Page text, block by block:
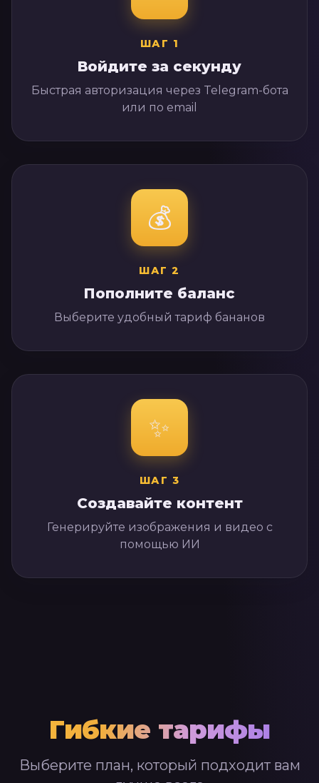
ШАГ 1
Войдите за секунду
Быстрая авторизация через Telegram-бота
или по email
💰
ШАГ2
Пополните баланс
Выберите удобный тариф бананов
✨
ШАГ 3
Создавайте контент
Генерируйте изображения и видео с
помощью ИИ
Гибкие тарифы
Выберите план, который подходит вам